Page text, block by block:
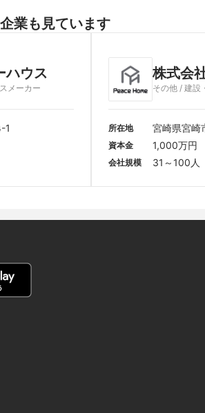
業も見ています
ハウス
メーカー
1
株式会
その他 / 建設
所在地 宮崎県宮崎
資本金 1,000万円
会社規模 31～100人